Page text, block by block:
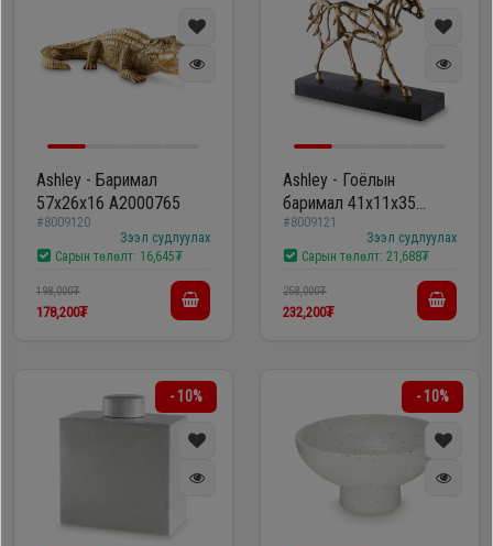
Ashley - Баримал
57х26х16 A2000765
#8009120
Зээл судлуулах
Сарын төлөлт: 16,645₮
198,000₮
178,200₮
Ashley - Гоёлын
баримал 41х11х35
A2000774
#8009121
Зээл судлуулах
Сарын төлөлт: 21,688₮
258,000₮
232,200₮
- 10% - 10%